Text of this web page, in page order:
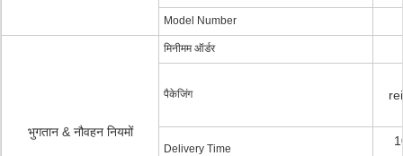
Model Number
भुगतान & नौवहन नियमों
मिनीमम ऑर्डर
पैकेजिंग
Delivery Time